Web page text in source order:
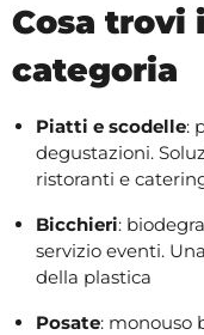
Cosa trovi
categoria
Piatti e scodelle:
degustazioni.
ristoranti e
Bicchieri:
servizio eventi.
della plastica
Posate: monouso